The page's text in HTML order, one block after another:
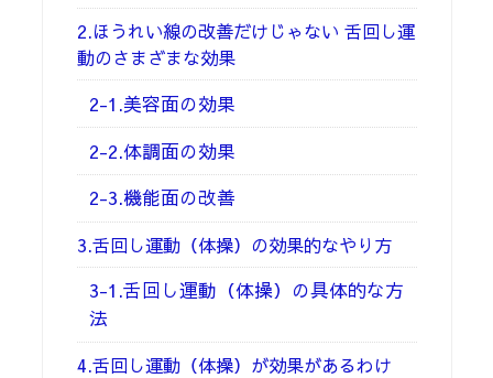
2.ほうれい線の改善だけじゃない 舌回し運
動のさまざまな効果
2-1.美容面の効果
2-2.体調面の効果
2-3.機能面の改善
3.舌回し運動（体操）の効果的なやり方
3-1.舌回し運動（体操）の具体的な方
法
4.舌回し運動（体操）が効果があるわけ